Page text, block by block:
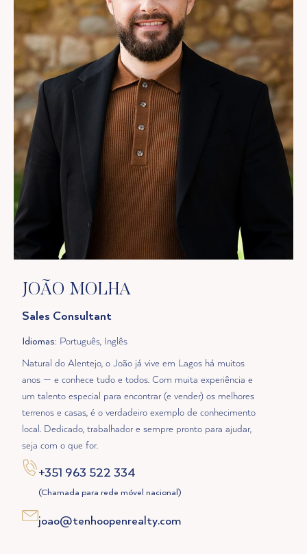
JOÃO MOLHA
Sales Consultant
Idiomas: Português, Inglês
Natural do Alentejo, o João já vive em Lagos há muitos
anos — e conhece tudo e todos. Com muita experiência e
um talento especial para encontrar (e vender) os melhores
terrenos e casas, é o verdadeiro exemplo de conhecimento
local. Dedicado, trabalhador e sempre pronto para ajudar,
seja com o que for.
+351 963 522 334
(Chamada para rede móvel nacional)
joao@tenhoopenrealty.com